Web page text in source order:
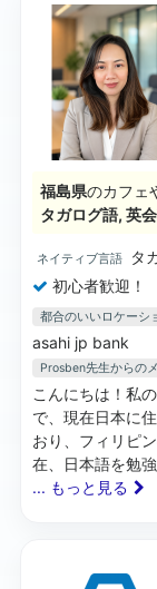
福島県のカフェ
タガログ語, 英
ネイティブ言語 タ
初心者歓迎！
都合のいいロケーシ
asahi jp bank
Prosben先生からの
こんにちは！私
で、現在日本に
おり、フィリピ
在、日本語を勉
... もっと見る